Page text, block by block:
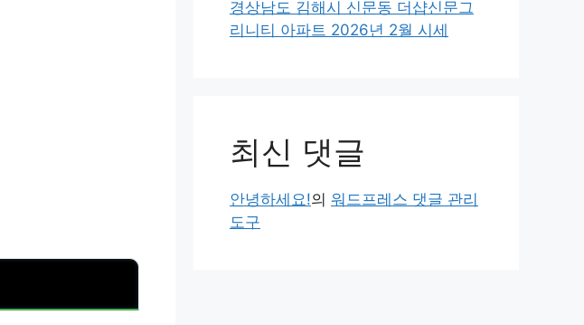
경상남도 김해시 신문동 더샵신문그
리니티 아파트 2026년 2월 시세
최신 댓글
안녕하세요!의 워드프레스 댓글 관리
도구